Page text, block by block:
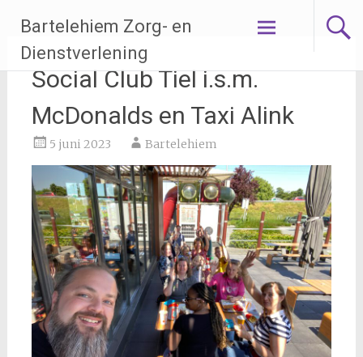
naar
inhoud
Bartelehiem Zorg- en
Dienstverlening
Social Club Tiel i.s.m.
McDonalds en Taxi Alink
5 juni 2023 Bartelehiem